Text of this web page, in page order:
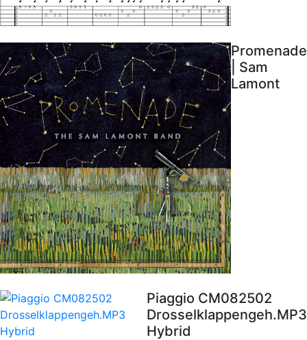
Promenade
| Sam
Lamont
Piaggio CM082502
Drosselklappengeh.MP3
Hybrid